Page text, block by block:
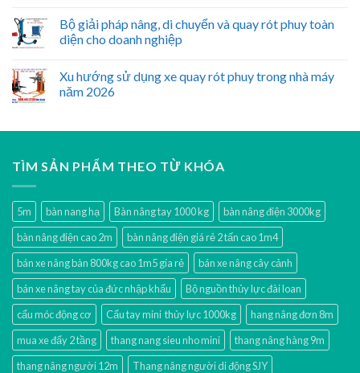
Bộ giải pháp nâng, di chuyển và quay rót phuy toàn
diện cho doanh nghiệp
Xu hướng sử dụng xe quay rót phuy trong nhà máy
năm 2026
TÌM SẢN PHẨM THEO TỪ KHÓA
5m bàn nang hạ Bàn nâng tay 1000 kg
bàn nâng điện 3000kg
bàn nâng điện cao 2m
bàn nâng điện giá rẻ 2 tấn cao 1m4
bán xe nâng bàn 800kg cao 1m5 gía rẻ
bán xe nâng cây cảnh
bán xe nâng tay của đức nhập khẩu
Bộ nguồn thủy lực đài loan
cẩu móc động cơ
Cẩu tay mini thủy lực 1000kg
hang nâng đơn 8m
mua xe đẩy 2 tầng
thang nang sieu nho mini
thang nâng hàng 9m
thang nâng người 12m
Thang nâng người di động SJY